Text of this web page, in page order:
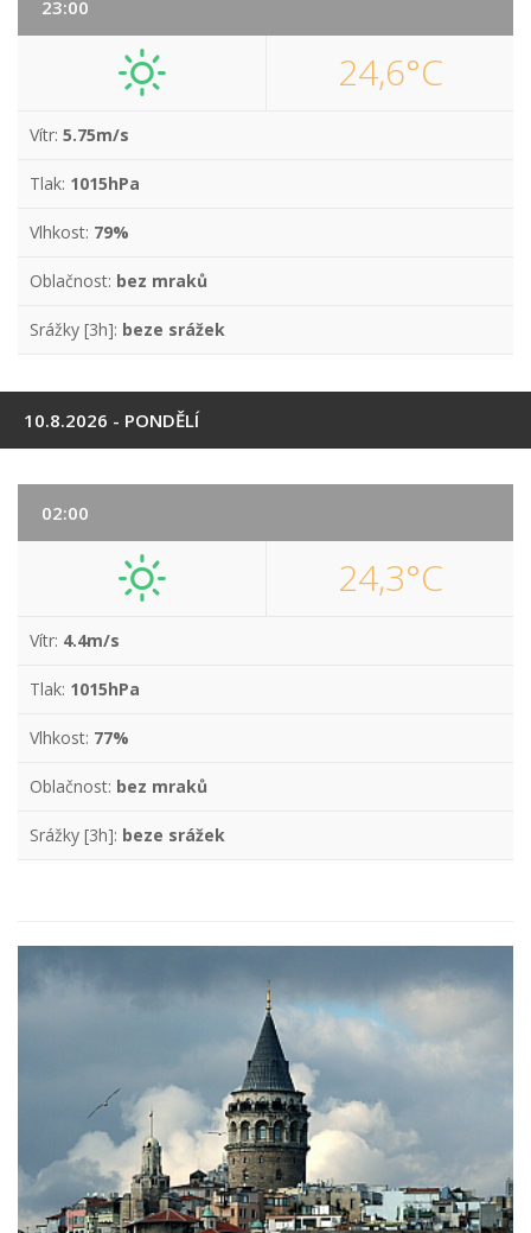
23:00
24,6°C
Vítr: 5.75m/s
Tlak: 1015hPa
Vlhkost: 79%
Oblačnost: bez mraků
Srážky [3h]: beze srážek
10.8.2026 - PONDĚLÍ
02:00
24,3°C
Vítr: 4.4m/s
Tlak: 1015hPa
Vlhkost: 77%
Oblačnost: bez mraků
Srážky [3h]: beze srážek